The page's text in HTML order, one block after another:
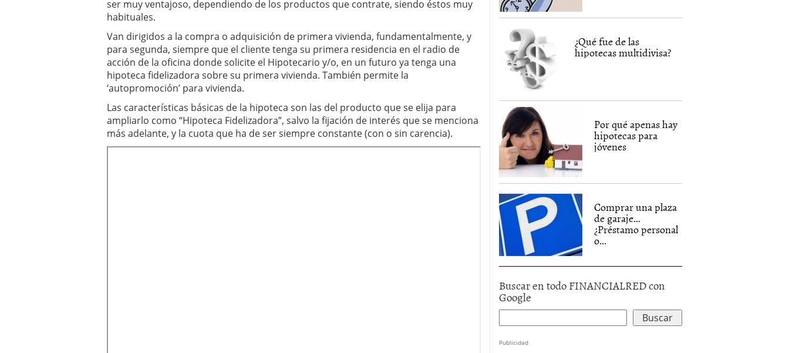
ser muy ventajoso, dependiendo de los productos que contrate, siendo éstos muy
habituales.
Van dirigidos a la compra o adquisición de primera vivienda, fundamentalmente, y
para segunda, siempre que el cliente tenga su primera residencia en el radio de
acción de la oficina donde solicite el Hipotecario y/o, en un futuro ya tenga una
hipoteca fidelizadora sobre su primera vivienda. También permite la
‘autopromoción’ para vivienda.
Las características básicas de la hipoteca son las del producto que se elija para
ampliarlo como “Hipoteca Fidelizadora”, salvo la fijación de interés que se menciona
más adelante, y la cuota que ha de ser siempre constante (con o sin carencia).
¿Qué fue de las
hipotecas multidivisa?
Por qué apenas hay
hipotecas para
jóvenes
Comprar una plaza
de garaje…
¿Préstamo personal
o...
Buscar en todo FINANCIALRED con
Google
Publicidad